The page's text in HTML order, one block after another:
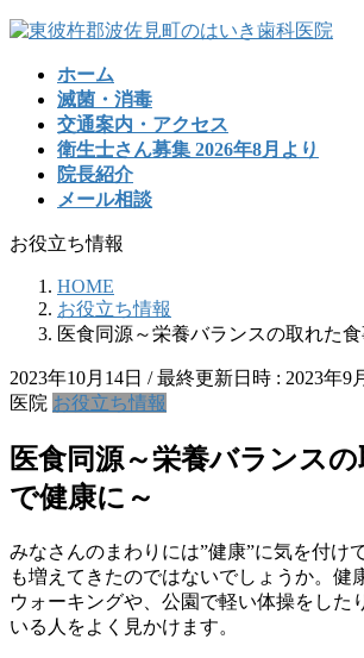
コ
プ
ナ
動
ホーム
滅菌・消毒
交通案内・アクセス
衛生士さん募集 2026年8月より
院長紹介
メール相談
お役立ち情報
HOME
お役立ち情報
医食同源～栄養バランスの取れた
2023年10月14日 / 最終更新日時 : 2023年9
医院 お役立ち情報
医食同源～栄養バランス
で健康に～
みなさんのまわりには”健康”に気を付け
も増えてきたのではないでしょうか。健
ウォーキングや、公園で軽い体操をした
いる人をよく見かけます。